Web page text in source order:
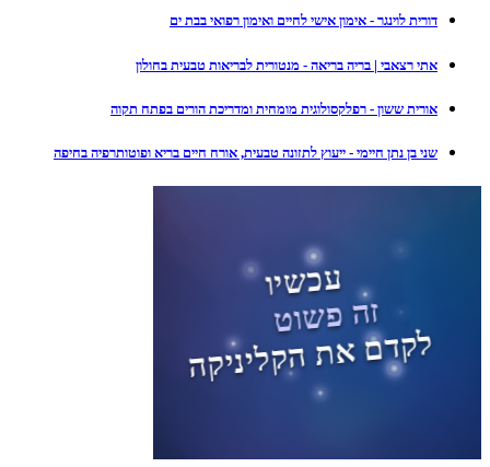
דורית לוינגר - אימון אישי לחיים ואימון רפואי בבת ים
אתי רצאבי | בריה בריאה - מנטורית לבריאות טבעית בחולון
אורית ששון - רפלקסולוגית מומחית ומדריכת הורים בפתח תקוה
שני בן נתן חיימי - ייעוץ לתזונה טבעית, אורח חיים בריא ופוטותרפיה בחיפה